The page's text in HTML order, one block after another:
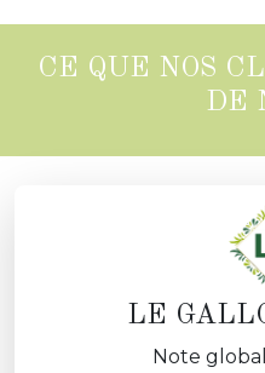
CE QUE NOS
DE
LE
Note